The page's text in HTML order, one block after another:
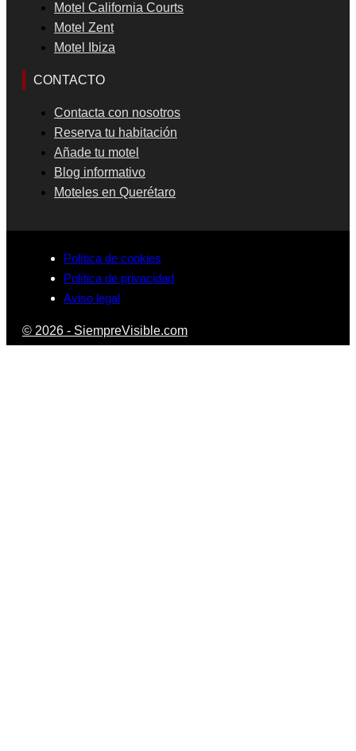
Motel California Courts
Motel Zent
Motel Ibiza
CONTACTO
Contacta con nosotros
Reserva tu habitación
Añade tu motel
Blog informativo
Moteles en Querétaro
Política de cookies
Política de privacidad
Aviso legal
© 2026 - SiempreVisible.com